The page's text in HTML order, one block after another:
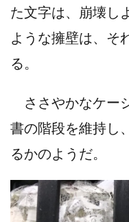
た文字は、崩壊し
ような擁壁は、そ
る。
ささやかなケー
書の階段を維持し
るかのようだ。